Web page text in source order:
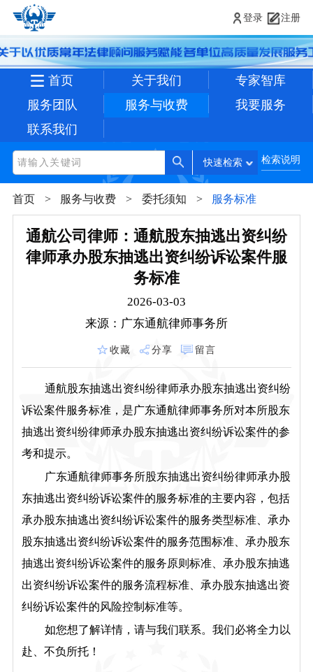
登录 注册
首页 关于我们
专家智库
服务团队
服务与收费
我要服务
联系我们
快速检索 检索说明
首页 服务与收费 委托须知 服务标准
通航公司律师：通航股东抽逃出资纠纷
律师承办股东抽逃出资纠纷诉讼案件服
务标准
2026-03-03
来源：广东通航律师事务所
收藏 分享 留言
通航股东抽逃出资纠纷律师承办股东抽逃出资纠纷
诉讼案件服务标准，是广东通航律师事务所对本所股东
抽逃出资纠纷律师承办股东抽逃出资纠纷诉讼案件的参
考和提示。
广东通航律师事务所股东抽逃出资纠纷律师承办股
东抽逃出资纠纷诉讼案件的服务标准的主要内容，包括
承办股东抽逃出资纠纷诉讼案件的服务类型标准、承办
股东抽逃出资纠纷诉讼案件的服务范围标准、承办股东
抽逃出资纠纷诉讼案件的服务原则标准、承办股东抽逃
出资纠纷诉讼案件的服务流程标准、承办股东抽逃出资
纠纷诉讼案件的风险控制标准等。
如您想了解详情，请与我们联系。我们必将全力以
赴、不负所托！